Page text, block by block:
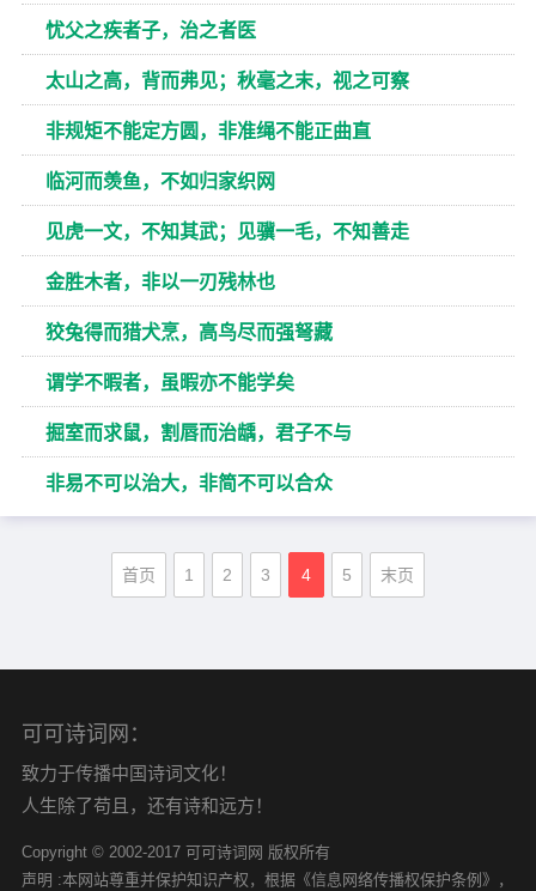
忧父之疾者子，治之者医
太山之高，背而弗见；秋毫之末，视之可察
非规矩不能定方圆，非准绳不能正曲直
临河而羡鱼，不如归家织网
见虎一文，不知其武；见骥一毛，不知善走
金胜木者，非以一刃残林也
狡兔得而猎犬烹，高鸟尽而强弩藏
谓学不暇者，虽暇亦不能学矣
掘室而求鼠，割唇而治龋，君子不与
非易不可以治大，非简不可以合众
首页 1 2 3 4 5 末页
可可诗词网：
致力于传播中国诗词文化！
人生除了苟且，还有诗和远方！
Copyright © 2002-2017 可可诗词网 版权所有
声明 :本网站尊重并保护知识产权，根据《信息网络传播权保护条例》，